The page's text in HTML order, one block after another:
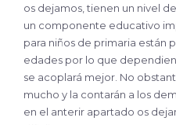
os dejamos, tienen un nivel
un componente educativo
para niños de primaria están
edades por lo que
se acoplará mejor. No
mucho y la contarán a los
en el anterir apartado os